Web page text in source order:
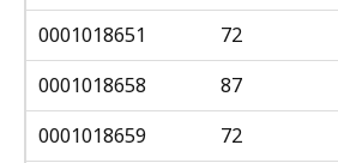
0001018651
72
0001018658
87
0001018659
72